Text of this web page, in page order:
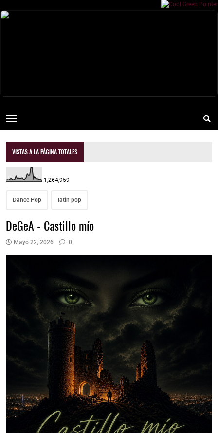
VISTAS A LA PÁGINA TOTALES
1,264,959
Dance Pop latin pop
DeGeA - Castillo mío
Mayo 22, 2026 0